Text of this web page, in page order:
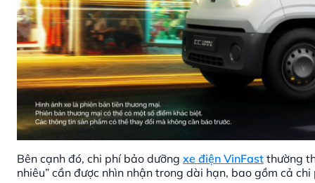
Bên cạnh đó, chi phí bảo dưỡng xe điện VinFast thường
nhiêu” cần được nhìn nhận trong dài hạn, bao gồm cả